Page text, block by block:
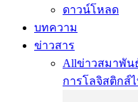
ดาวน์โหลด
บทความ
ข่าวสาร
Allข่าวสมาพัน
การโลจิสติกส์